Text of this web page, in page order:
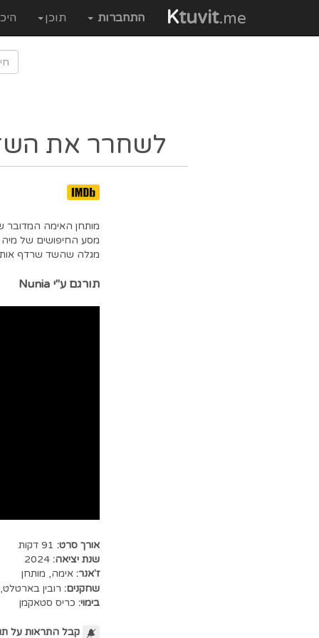
Ktuvit.me התחברות תוכן
לשחרר את
מותחן האימה המדובר
מסע החיפושים של
מגלה שהשד שרדף
תורגם ע"י Nunia
אורך סרט: 91 דקות
שנת יציאה:2024
ז'אנר:אימה, מותחן
שחקנים: רובין בארטלט,
בימוי: כריס סטאקמן
קבל התראות על